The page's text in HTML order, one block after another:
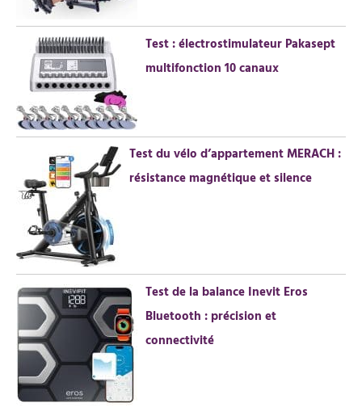
Test : électrostimulateur Pakasept
multifonction 10 canaux
Test du vélo d’appartement MERACH :
résistance magnétique et silence
Test de la balance Inevit Eros
Bluetooth : précision et
connectivité